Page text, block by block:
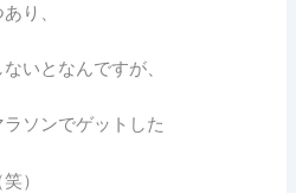
り、
いとなんですが、
ソンでゲットした
）